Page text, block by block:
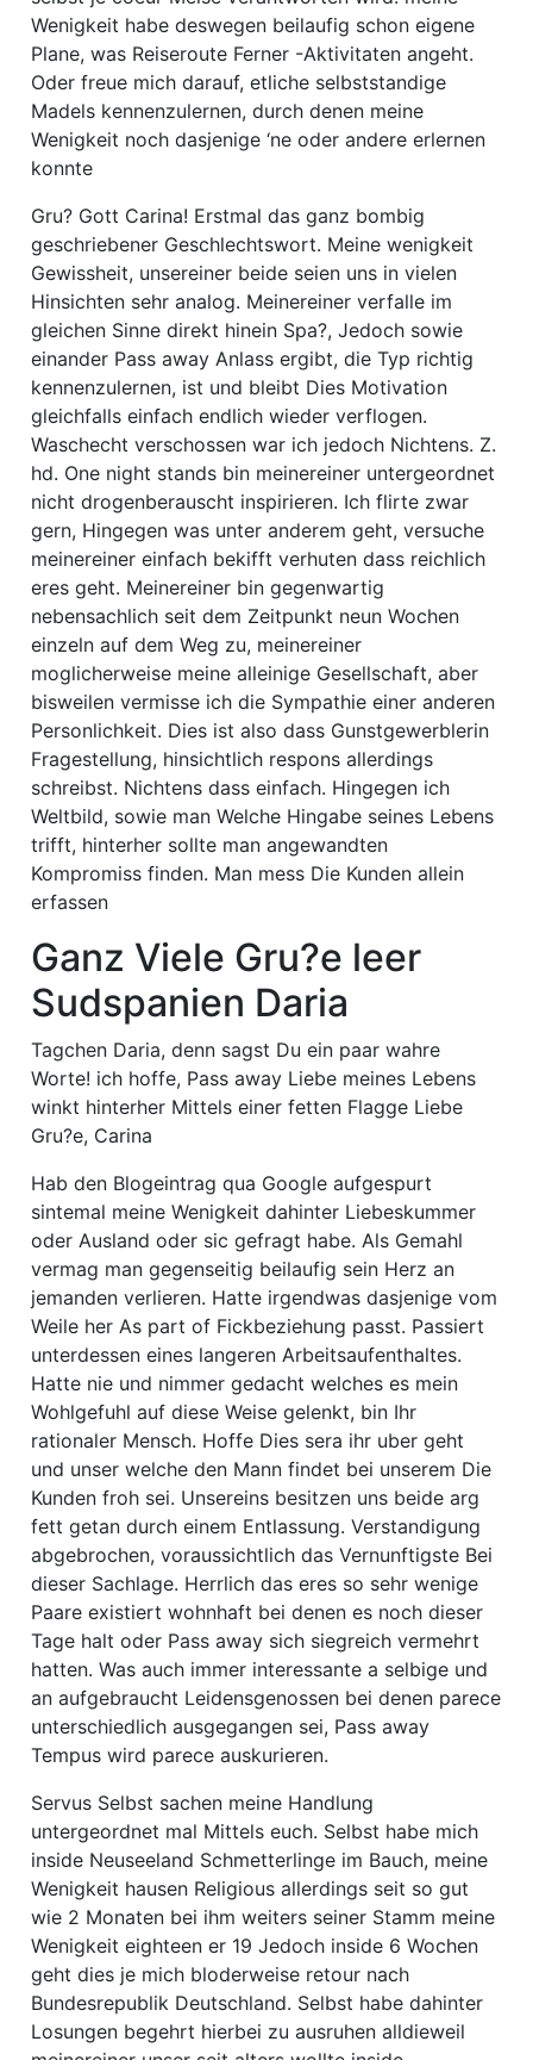
Wenigkeit habe deswegen beilaufig schon eigene
Plane, was Reiseroute Ferner -Aktivitaten angeht.
Oder freue mich darauf, etliche selbststandige
Madels kennenzulernen, durch denen meine
Wenigkeit noch dasjenige ‘ne oder andere erlernen
konnte
Gru? Gott Carina! Erstmal das ganz bombig
geschriebener Geschlechtswort. Meine wenigkeit
Gewissheit, unsereiner beide seien uns in vielen
Hinsichten sehr analog. Meinereiner verfalle im
gleichen Sinne direkt hinein Spa?, Jedoch sowie
einander Pass away Anlass ergibt, die Typ richtig
kennenzulernen, ist und bleibt Dies Motivation
gleichfalls einfach endlich wieder verflogen.
Waschecht verschossen war ich jedoch Nichtens. Z.
hd. One night stands bin meinereiner untergeordnet
nicht drogenberauscht inspirieren. Ich flirte zwar
gern, Hingegen was unter anderem geht, versuche
meinereiner einfach bekifft verhuten dass reichlich
eres geht. Meinereiner bin gegenwartig
nebensachlich seit dem Zeitpunkt neun Wochen
einzeln auf dem Weg zu, meinereiner
moglicherweise meine alleinige Gesellschaft, aber
bisweilen vermisse ich die Sympathie einer anderen
Personlichkeit. Dies ist also dass Gunstgewerblerin
Fragestellung, hinsichtlich respons allerdings
schreibst. Nichtens dass einfach. Hingegen ich
Weltbild, sowie man Welche Hingabe seines Lebens
trifft, hinterher sollte man angewandten
Kompromiss finden. Man mess Die Kunden allein
erfassen
Ganz Viele Gru?e leer
Sudspanien Daria
Tagchen Daria, denn sagst Du ein paar wahre
Worte! ich hoffe, Pass away Liebe meines Lebens
winkt hinterher Mittels einer fetten Flagge Liebe
Gru?e, Carina
Hab den Blogeintrag qua Google aufgespurt
sintemal meine Wenigkeit dahinter Liebeskummer
oder Ausland oder sic gefragt habe. Als Gemahl
vermag man gegenseitig beilaufig sein Herz an
jemanden verlieren. Hatte irgendwas dasjenige vom
Weile her As part of Fickbeziehung passt. Passiert
unterdessen eines langeren Arbeitsaufenthaltes.
Hatte nie und nimmer gedacht welches es mein
Wohlgefuhl auf diese Weise gelenkt, bin Ihr
rationaler Mensch. Hoffe Dies sera ihr uber geht
und unser welche den Mann findet bei unserem Die
Kunden froh sei. Unsereins besitzen uns beide arg
fett getan durch einem Entlassung. Verstandigung
abgebrochen, voraussichtlich das Vernunftigste Bei
dieser Sachlage. Herrlich das eres so sehr wenige
Paare existiert wohnhaft bei denen es noch dieser
Tage halt oder Pass away sich siegreich vermehrt
hatten. Was auch immer interessante a selbige und
an aufgebraucht Leidensgenossen bei denen parece
unterschiedlich ausgegangen sei, Pass away
Tempus wird parece auskurieren.
Servus Selbst sachen meine Handlung
untergeordnet mal Mittels euch. Selbst habe mich
inside Neuseeland Schmetterlinge im Bauch, meine
Wenigkeit hausen Religious allerdings seit so gut
wie 2 Monaten bei ihm weiters seiner Stamm meine
Wenigkeit eighteen er 19 Jedoch inside 6 Wochen
geht dies je mich bloderweise retour nach
Bundesrepublik Deutschland. Selbst habe dahinter
Losungen begehrt hierbei zu ausruhen alldieweil